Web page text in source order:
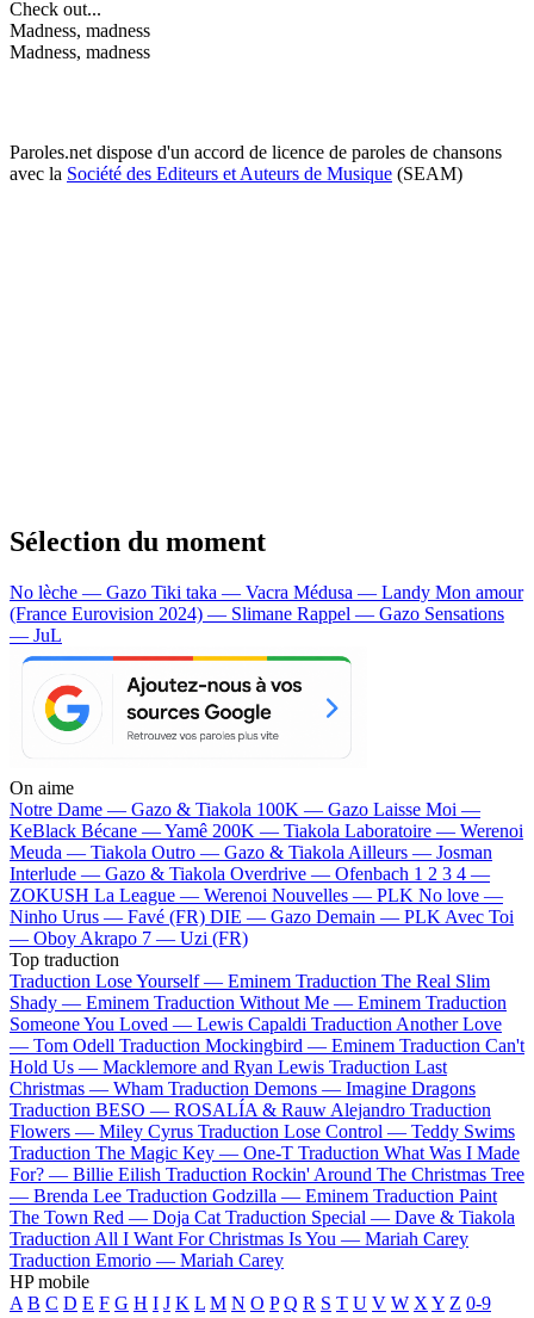
Check out...
Madness, madness
Madness, madness
Paroles.net dispose d'un accord de licence de paroles de chansons
avec la Société des Editeurs et Auteurs de Musique (SEAM)
Sélection du moment
No lèche — Gazo Tiki taka — Vacra Médusa — Landy Mon amour
(France Eurovision 2024) — Slimane Rappel — Gazo Sensations
— JuL
On aime
Notre Dame — Gazo & Tiakola 100K — Gazo Laisse Moi —
KeBlack Bécane —Yamê 200K — Tiakola Laboratoire — Werenoi
Meuda — Tiakola Outro — Gazo & Tiakola Ailleurs — Josman
Interlude — Gazo & Tiakola Overdrive — Ofenbach 1 2 3 4 —
ZOKUSH La League — Werenoi Nouvelles — PLK No love —
Ninho Urus — Favé (FR) DIE — Gazo Demain — PLK Avec Toi
— Oboy Akrapo 7 — Uzi (FR)
Top traduction
Traduction Lose Yourself — Eminem Traduction The Real Slim
Shady — Eminem Traduction Without Me — Eminem Traduction
Someone You Loved — Lewis Capaldi Traduction Another Love
— Tom Odell Traduction Mockingbird — Eminem Traduction Can't
Hold Us — Macklemore and Ryan Lewis Traduction Last
Christmas — Wham Traduction Demons — Imagine Dragons
Traduction BESO — ROSALÍA & Rauw Alejandro Traduction
Flowers — Miley Cyrus Traduction Lose Control — Teddy Swims
Traduction The Magic Key — One-T Traduction What Was I Made
For? — Billie Eilish Traduction Rockin' Around The Christmas Tree
— Brenda Lee Traduction Godzilla — Eminem Traduction Paint
The Town Red — Doja Cat Traduction Special — Dave & Tiakola
Traduction All I Want For Christmas Is You — Mariah Carey
Traduction Emorio — Mariah Carey
HP mobile
A B C D E F G H I J K L M N O P Q R S T U V W X Y Z 0-9